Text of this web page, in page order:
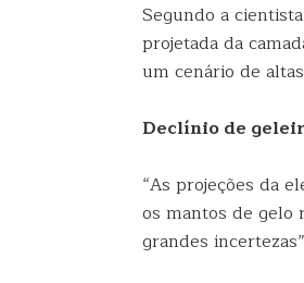
Segundo a
projetada da
um cenário de
Declínio de
“As projeções da
os mantos de gelo
grandes